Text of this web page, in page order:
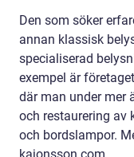
Den som söker
annan klassisk
specialiserad
exempel är
där man under mer
och restaurering av
och bordslampor.